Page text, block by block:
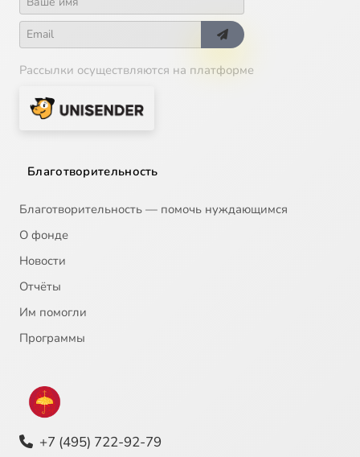
Рассылки осуществляются на платформе
Благотворительность
Благотворительность — помочь нуждающимся
О фонде
Новости
Отчёты
Им помогли
Программы
+7 (495) 722-92-79